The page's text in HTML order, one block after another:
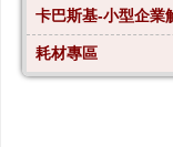
耗材專區